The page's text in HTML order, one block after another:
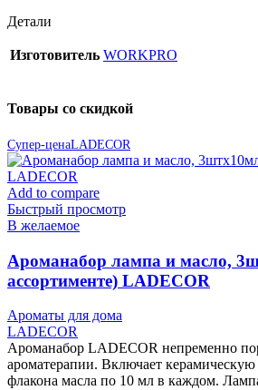
Детали
Изготовитель WORKPRO
Товары со скидкой
Супер-ценаLADECOR
Add to compare
Быстрый просмотр
В желаемое
Ароманабор лампа и масло,
ассортименте) LADECOR
Ароматы для дома
LADECOR
Ароманабор LADECOR непременно
ароматерапии. Включает
флакона масла по 10 мл в каждом.